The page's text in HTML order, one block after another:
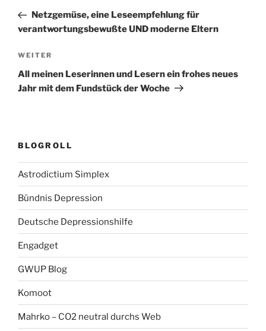
Beitrag
Netzgemüse, eine Leseempfehlung für
verantwortungsbewußte UND moderne Eltern
Nächster
Beitrag
WEITER
All meinen Leserinnen und Lesern ein frohes neues
Jahr mit dem Fundstück der Woche
BLOGROLL
Astrodictium Simplex
Bündnis Depression
Deutsche Depressionshilfe
Engadget
GWUP Blog
Komoot
Mahrko – CO2 neutral durchs Web